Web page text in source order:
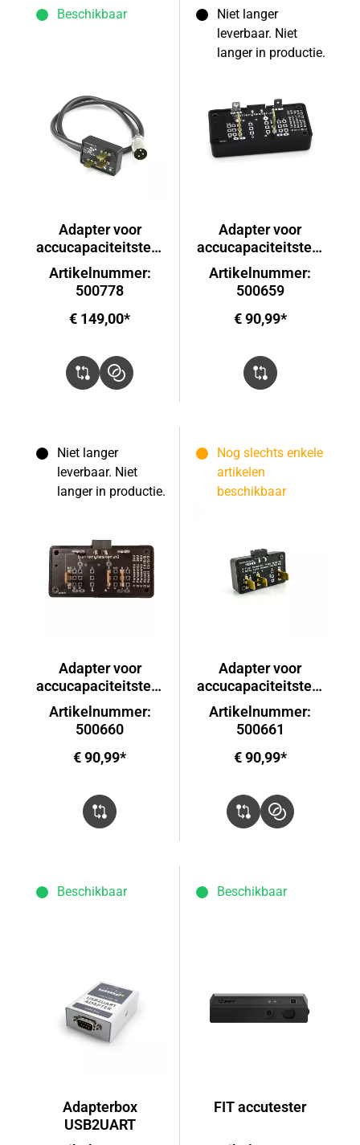
Beschikbaar
Adapter voor
accucapaciteitstest
er AT-03
Artikelnummer:
500778
€ 149,00*
Niet langer
leverbaar. Niet
langer in productie.
Adapter voor
accucapaciteitstest
er AT-03
Artikelnummer:
500659
€ 90,99*
Niet langer
leverbaar. Niet
langer in productie.
Adapter voor
accucapaciteitstest
er AT-03
Artikelnummer:
500660
€ 90,99*
Nog slechts enkele
artikelen
beschikbaar
Adapter voor
accucapaciteitstest
er AT-03
Artikelnummer:
500661
€ 90,99*
Beschikbaar
Adapterbox
USB2UART
Beschikbaar
FIT accutester